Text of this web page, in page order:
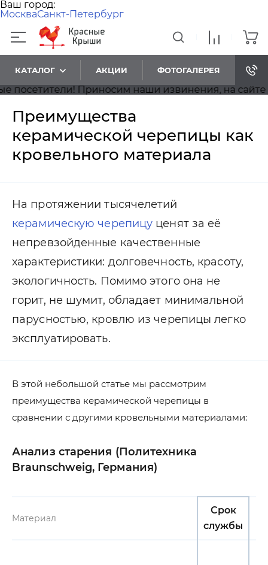
Ваш город:
МоскваСанкт-Петербург
КАТАЛОГ АКЦИИ ФОТОГАЛЕРЕЯ
Приносим наши извинения, на сайте
Преимущества
керамической черепицы как
кровельного материала
На протяжении тысячелетий
керамическую черепицу ценят за её
непревзойденные качественные
характеристики: долговечность, красоту,
экологичность. Помимо этого она не
горит, не шумит, обладает минимальной
парусностью, кровлю из черепицы легко
эксплуатировать.
В этой небольшой статье мы рассмотрим
преимущества керамической черепицы в
сравнении с другими кровельными материалами:
Анализ старения (Политехника
Braunschweig, Германия)
Материал
Срок
службы